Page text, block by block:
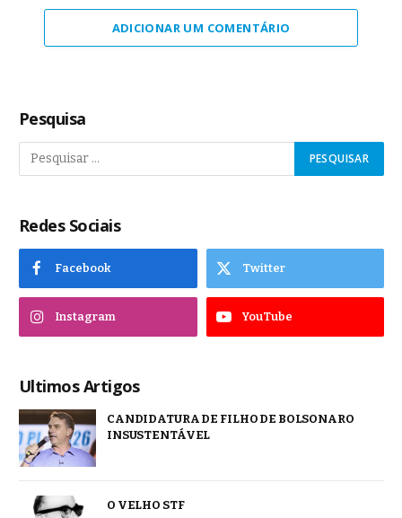
ADICIONAR UM COMENTÁRIO
Pesquisa
Redes Sociais
Facebook Twitter
Instagram YouTube
Ultimos Artigos
CANDIDATURA DE FILHO DE BOLSONARO
INSUSTENTÁVEL
O VELHO STF